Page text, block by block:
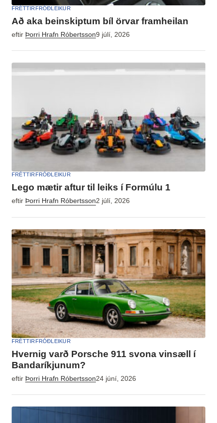
FRÉTTIR FRÓÐLEIKUR
Að aka beinskiptum bíl örvar framheilan
eftir Þorri Hrafn Róbertsson9 júlí, 2026
FRÉTTIR FRÓÐLEIKUR
Lego mætir aftur til leiks í Formúlu 1
eftir Þorri Hrafn Róbertsson2 júlí, 2026
FRÉTTIR FRÓÐLEIKUR
Hvernig varð Porsche 911 svona vinsæll í
Bandaríkjunum?
eftir Þorri Hrafn Róbertsson24 júní, 2026